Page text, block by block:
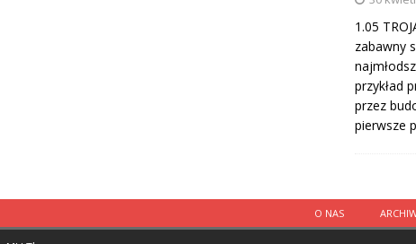
1.05
zabawny
przykład
przez
pierwsze
O NAS